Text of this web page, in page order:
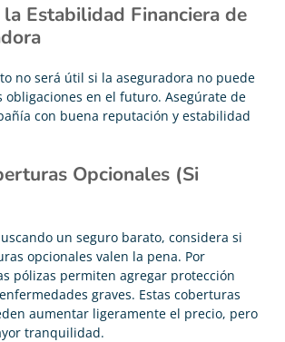
la Estabilidad Financiera de
no será útil si la aseguradora no puede
obligaciones en el futuro. Asegúrate de
con buena reputación y estabilidad
Opcionales (Si
un seguro barato, considera si
opcionales valen la pena. Por
pólizas permiten agregar protección
graves. Estas coberturas
aumentar ligeramente el precio, pero
tranquilidad.